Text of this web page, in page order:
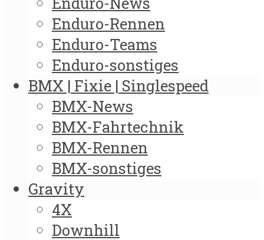
Enduro-Rennen
Enduro-Teams
Enduro-sonstiges
BMX | Fixie | Singlespeed
BMX-News
BMX-Fahrtechnik
BMX-Rennen
BMX-sonstiges
Gravity
4X
Downhill